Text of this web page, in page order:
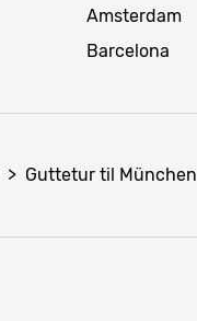
Amsterdam
Barcelona
> Guttetur til München